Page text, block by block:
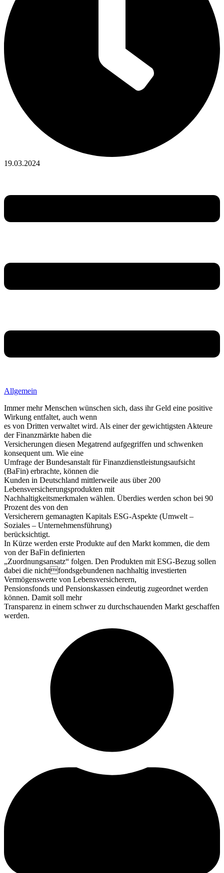
19.03.2024
Allgemein
Immer mehr Menschen wünschen sich, dass ihr Geld eine positive
Wirkung entfaltet, auch wenn
es von Dritten verwaltet wird. Als einer der gewichtigsten Akteure
der Finanzmärkte haben die
Versicherungen diesen Megatrend aufgegriffen und schwenken
konsequent um. Wie eine
Umfrage der Bundesanstalt für Finanzdienstleistungsaufsicht
(BaFin) erbrachte, können die
Kunden in Deutschland mittlerweile aus über 200
Lebensversicherungsprodukten mit
Nachhaltigkeitsmerkmalen wählen. Überdies werden schon bei 90
Prozent des von den
Versicherern gemanagten Kapitals ESG-Aspekte (Umwelt –
Soziales – Unternehmensführung)
berücksichtigt.
In Kürze werden erste Produkte auf den Markt kommen, die dem
von der BaFin definierten
„Zuordnungsansatz“ folgen. Den Produkten mit ESG-Bezug sollen
dabei die nichtfondsgebundenen nachhaltig investierten
Vermögenswerte von Lebensversicherern,
Pensionsfonds und Pensionskassen eindeutig zugeordnet werden
können. Damit soll mehr
Transparenz in einem schwer zu durchschauenden Markt geschaffen
werden.